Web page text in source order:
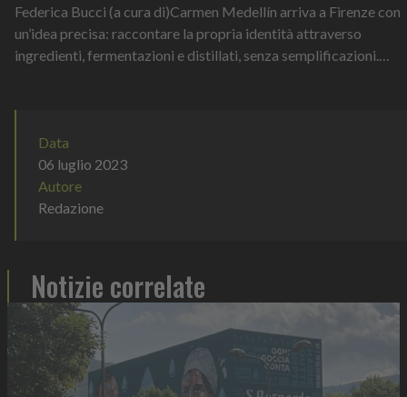
Federica Bucci (a cura di)Carmen Medellín arriva a Firenze con
un’idea precisa: raccontare la propria identità attraverso
ingredienti, fermentazioni e distillati, senza semplificazioni.
Data
06 luglio 2023
Autore
Redazione
Notizie correlate